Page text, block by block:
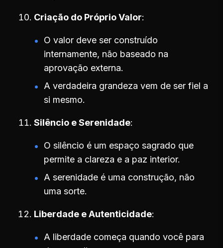
Criação do Próprio Valor
O valor deve ser construído
internamente, não baseado na
aprovação externa.
A verdadeira grandeza vem de ser fiel a
si mesmo.
Silêncio e Serenidade
O silêncio é um espaço sagrado que
permite a clareza e a paz interior.
A serenidade é uma construção, não
uma sorte.
Liberdade e Autenticidade
A liberdade começa quando você para